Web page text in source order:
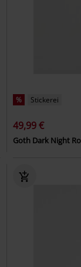
% Stickerei
49,99 €
Goth Dark Night